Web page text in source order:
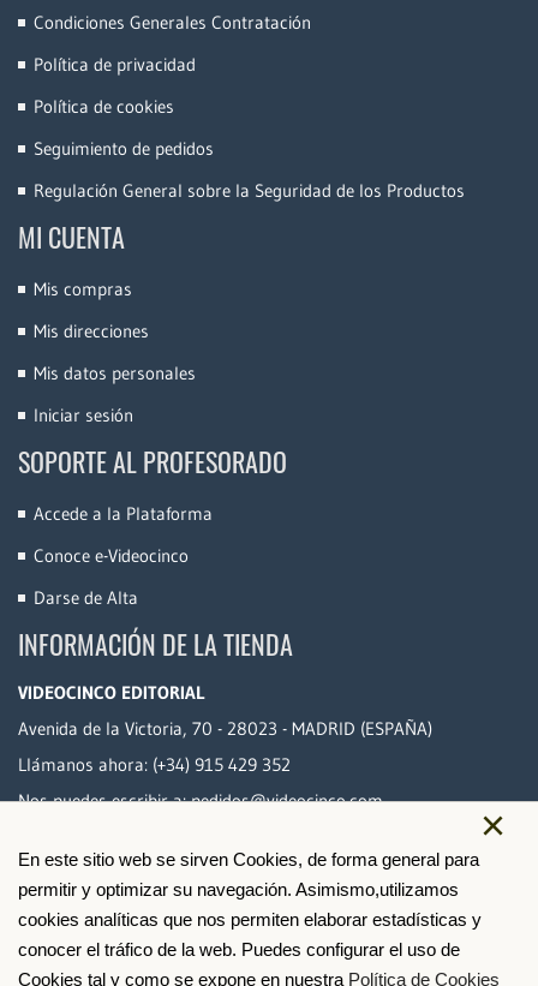
×
En este sitio web se sirven Cookies, de forma general para
permitir y optimizar su navegación. Asimismo,utilizamos
cookies analíticas que nos permiten elaborar estadísticas y
conocer el tráfico de la web. Puedes configurar el uso de
Cookies tal y como se expone en nuestra Política de Cookies
Condiciones Generales Contratación
Política de privacidad
Política de cookies
Seguimiento de pedidos
Regulación General sobre la Seguridad de los Productos
MI CUENTA
Mis compras
Mis direcciones
Mis datos personales
Iniciar sesión
SOPORTE AL PROFESORADO
Accede a la Plataforma
Conoce e-Videocinco
Darse de Alta
INFORMACIÓN DE LA TIENDA
VIDEOCINCO EDITORIAL
Avenida de la Victoria, 70 - 28023 - MADRID (ESPAÑA)
Llámanos ahora: (+34) 915 429 352
Nos puedes escribir a:pedidos@videocinco.com
PAGO SEGURO